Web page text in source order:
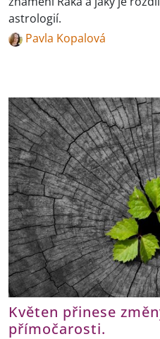
astrologií.
Pavla Kopalová
Květen přinese
přímočarosti.